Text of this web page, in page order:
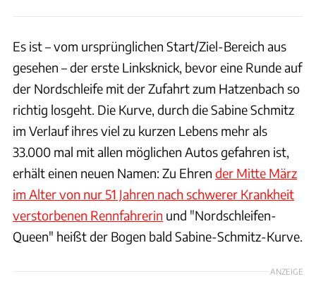
Es ist – vom ursprünglichen Start/Ziel-Bereich aus
gesehen – der erste Linksknick, bevor eine Runde auf
der Nordschleife mit der Zufahrt zum Hatzenbach so
richtig losgeht. Die Kurve, durch die Sabine Schmitz
im Verlauf ihres viel zu kurzen Lebens mehr als
33.000 mal mit allen möglichen Autos gefahren ist,
erhält einen neuen Namen: Zu Ehren der Mitte März
im Alter von nur 51 Jahren nach schwerer Krankheit
verstorbenen Rennfahrerin und "Nordschleifen-
Queen" heißt der Bogen bald Sabine-Schmitz-Kurve.
ANZEIGE